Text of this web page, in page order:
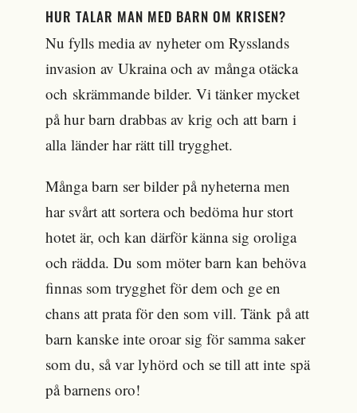
HUR TALAR MAN MED BARN OM KRISEN?
Nu fylls media av nyheter om Rysslands
invasion av Ukraina och av många otäcka
och skrämmande bilder. Vi tänker mycket
på hur barn drabbas av krig och att barn i
alla länder har rätt till trygghet.
Många barn ser bilder på nyheterna men
har svårt att sortera och bedöma hur stort
hotet är, och kan därför känna sig oroliga
och rädda. Du som möter barn kan behöva
finnas som trygghet för dem och ge en
chans att prata för den som vill. Tänk på att
barn kanske inte oroar sig för samma saker
som du, så var lyhörd och se till att inte spä
på barnens oro!